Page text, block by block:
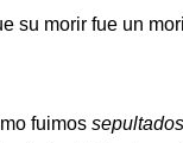
su morir fue un
fuimos sepultados